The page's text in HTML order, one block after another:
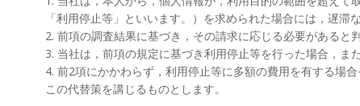
「利用停止等」といいます。）を求められた場合には，遅滞
2. 前項の調査結果に基づき，その請求に応じる必要があると
3. 当社は，前項の規定に基づき利用停止等を行った場合，ま
4. 前2項にかかわらず，利用停止等に多額の費用を有する場
この代替策を講じるものとします。